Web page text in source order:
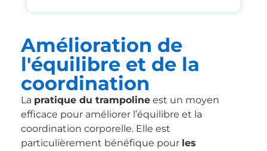
Amélioration de
l'équilibre et de la
coordination
La pratique du trampoline est un moyen
efficace pour améliorer l’équilibre et la
coordination corporelle. Elle est
particulièrement bénéfique pour les